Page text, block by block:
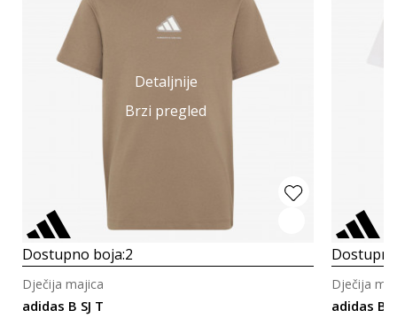
Detaljnije
Brzi pregled
Dostupno boja:2
adidas B SJ T
Dječija majica
adidas B
Dječija